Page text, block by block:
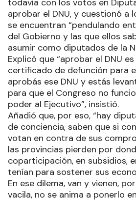
todavía con los votos en
aprobar el DNU, y cuestionó a
se encuentran “pendulando
del Gobierno y las que ellos
asumir como diputados de la
Explicó que “aprobar el DNU
certificado de defunción para
aprobás ese DNU y estás
para que el Congreso no
poder al Ejecutivo”, insistió.
Añadió que, por eso, “hay
de conciencia, saben que si
votan en contra de sus
las provincias pierden por
coparticipación, en subsidios,
tenían para sostener sus
En ese dilema, van y vienen,
vacila, no se anima a ponerlo